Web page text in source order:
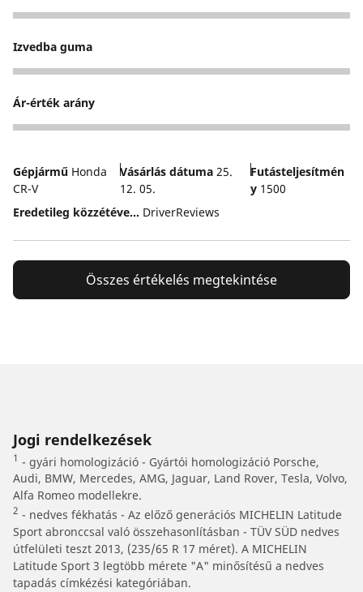
5
Izvedba guma
3
Ár-érték arány
5
Gépjármű Honda
CR-V
Vásárlás dátuma 25.
12. 05.
Futásteljesítmén
y1500
Eredetileg közzétéve... DriverReviews
Összes értékelés megtekintése
Jogi rendelkezések
1 - gyári homologizáció - Gyártói homologizáció Porsche,
Audi, BMW, Mercedes, AMG, Jaguar, Land Rover, Tesla, Volvo,
Alfa Romeo modellekre.
2 - nedves fékhatás - Az előző generációs MICHELIN Latitude
Sport abronccsal való összehasonlításban - TÜV SÜD nedves
útfelületi teszt 2013, (235/65 R 17 méret). A MICHELIN
Latitude Sport 3 legtöbb mérete "A" minősítésű a nedves
tapadás címkézési kategóriában.